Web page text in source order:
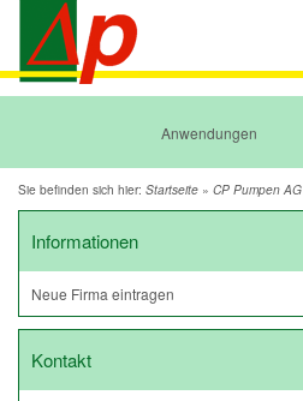
Anwendungen
Sie befinden sich hier: Startseite » CP Pumpen AG
Informationen
Neue Firma eintragen
Kontakt